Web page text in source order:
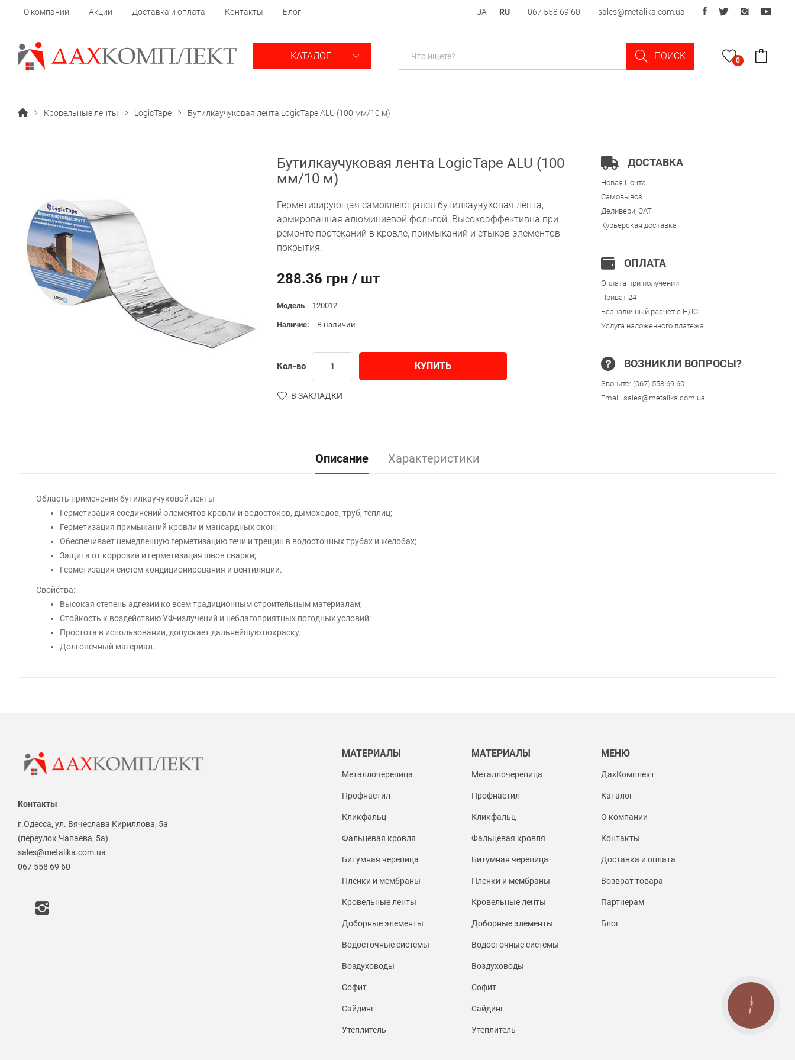
О компании Акции Доставка и оплата Контакты Блог UA RU 067 558 69 60 sales@metalika.com.ua
КАТАЛОГ ПОИСК 0
Кровельные ленты LogicTape Бутилкаучуковая лента LogicTape ALU (100 мм/10 м)
Бутилкаучуковая лента LogicTape ALU (100
мм/10 м)
Герметизирующая самоклеющаяся бутилкаучуковая лента,
армированная алюминиевой фольгой. Высокоэффективна при
ремонте протеканий в кровле, примыканий и стыков элементов
покрытия.
288.36 грн / шт
Модель 120012
Наличие: В наличии
Кол-во КУПИТЬ
В ЗАКЛАДКИ
ДОСТАВКА
Новая Почта
Самовывоз
Деливери, CAT
Курьерская доставка
ОПЛАТА
Оплата при получении
Приват 24
Безналичный расчет с НДС
Услуга наложенного платежа
ВОЗНИКЛИ ВОПРОСЫ?
Звоните: (067) 558 69 60
Email: sales@metalika.com.ua
Описание Характеристики
Область применения бутилкаучуковой ленты
Герметизация соединений элементов кровли и водостоков, дымоходов, труб, теплиц;
Герметизация примыканий кровли и мансардных окон;
Обеспечивает немедленную герметизацию течи и трещин в водосточных трубах и желобах;
Защита от коррозии и герметизация швов сварки;
Герметизация систем кондиционирования и вентиляции.
Свойства:
Высокая степень адгезии ко всем традиционным строительным материалам;
Стойкость к воздействию УФ-излучений и неблагоприятных погодных условий;
Простота в использовании, допускает дальнейшую покраску;
Долговечный материал.
Контакты
г.Одесса, ул. Вячеслава Кириллова, 5а
(переулок Чапаева, 5а)
sales@metalika.com.ua
067 558 69 60
МАТЕРИАЛЫ
Металлочерепица
Профнастил
Кликфальц
Фальцевая кровля
Битумная черепица
Пленки и мембраны
Кровельные ленты
Доборные элементы
Водосточные системы
Воздуховоды
Софит
Сайдинг
Утеплитель
МАТЕРИАЛЫ
Металлочерепица
Профнастил
Кликфальц
Фальцевая кровля
Битумная черепица
Пленки и мембраны
Кровельные ленты
Доборные элементы
Водосточные системы
Воздуховоды
Софит
Сайдинг
Утеплитель
МЕНЮ
ДахКомплект
Каталог
О компании
Контакты
Доставка и оплата
Возврат товара
Партнерам
Блог
КНОПКА
СВЯЗИ